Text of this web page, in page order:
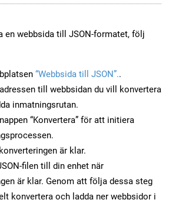
en webbsida till JSON-formatet, följ
“Webbsida till JSON”..
till webbsidan du vill konvertera
inmatningsrutan.
“Konvertera” för att initiera
är klar.
filen till din enhet när
är klar. Genom att följa dessa steg
konvertera och ladda ner webbsidor i